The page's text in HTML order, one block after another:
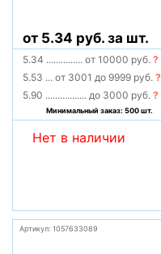
от 5.34 руб. за шт.
5.34 ............... от 10000 руб.?
5.53 ... от 3001 до 9999 руб.?
5.90 ................. до 3000 руб.?
Минимальный заказ: 500 шт.
Нет в наличии
Артикул: 1057633089